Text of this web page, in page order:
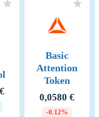
such as
changes or voting
proposals. These fees
the network.
07-27
07-27
Basic
Attention
Token
0,0580 €
-0.12%